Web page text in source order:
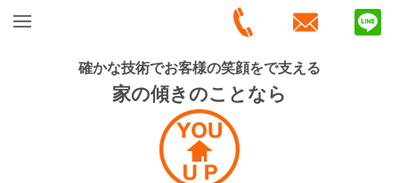
確かな技術でお客様の笑顔をで支える
家の傾きのことなら